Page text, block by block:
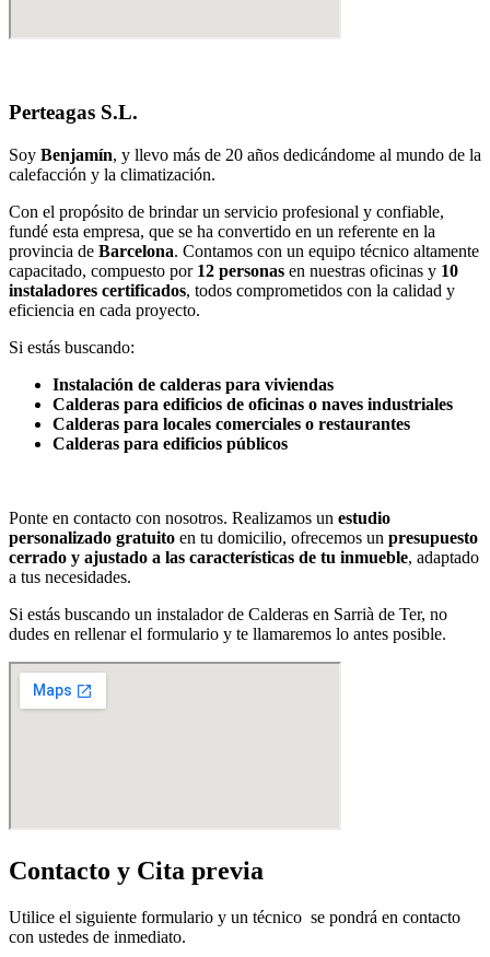
Perteagas S.L.
Soy Benjamín, y llevo más de 20 años dedicándome al mundo de la
calefacción y la climatización.
Con el propósito de brindar un servicio profesional y confiable,
fundé esta empresa, que se ha convertido en un referente en la
provincia de Barcelona. Contamos con un equipo técnico altamente
capacitado, compuesto por 12 personas en nuestras oficinas y 10
instaladores certificados, todos comprometidos con la calidad y
eficiencia en cada proyecto.
Si estás buscando:
Instalación de calderas para viviendas
Calderas para edificios de oficinas o naves industriales
Calderas para locales comerciales o restaurantes
Calderas para edificios públicos
Ponte en contacto con nosotros. Realizamos un estudio
personalizado gratuito en tu domicilio, ofrecemos un presupuesto
cerrado y ajustado a las características de tu inmueble, adaptado
a tus necesidades.
Si estás buscando un instalador de Calderas en Sarrià de Ter, no
dudes en rellenar el formulario y te llamaremos lo antes posible.
Contacto y Cita previa
Utilice el siguiente formulario y un técnico se pondrá en contacto
con ustedes de inmediato.